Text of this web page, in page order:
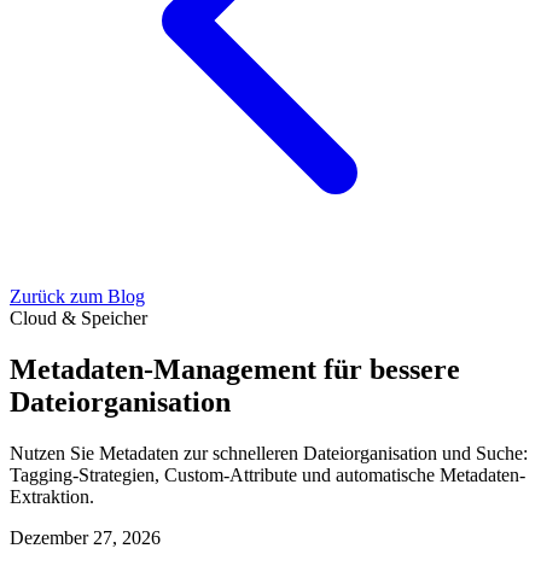
Zurück zum Blog
Cloud & Speicher
Metadaten-Management für bessere
Dateiorganisation
Nutzen Sie Metadaten zur schnelleren Dateiorganisation und Suche:
Tagging-Strategien, Custom-Attribute und automatische Metadaten-
Extraktion.
Dezember 27, 2026